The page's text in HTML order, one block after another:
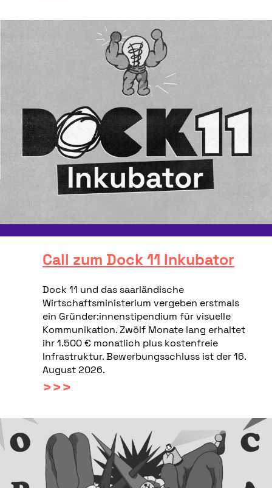
Call zum Dock 11 Inkubator
Dock 11 und das saarländische
Wirtschaftsministerium vergeben erstmals
ein Gründer:innenstipendium für visuelle
Kommunikation. Zwölf Monate lang erhaltet
ihr 1.500 € monatlich plus kostenfreie
Infrastruktur. Bewerbungsschluss ist der 16.
August 2026.
>>>